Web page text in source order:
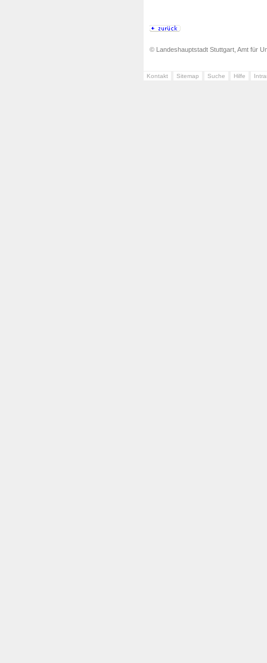
© Landeshauptstadt Stuttgart, Amt für
Kontakt Sitemap Suche Hilfe